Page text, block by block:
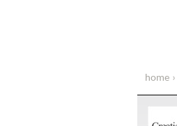
home